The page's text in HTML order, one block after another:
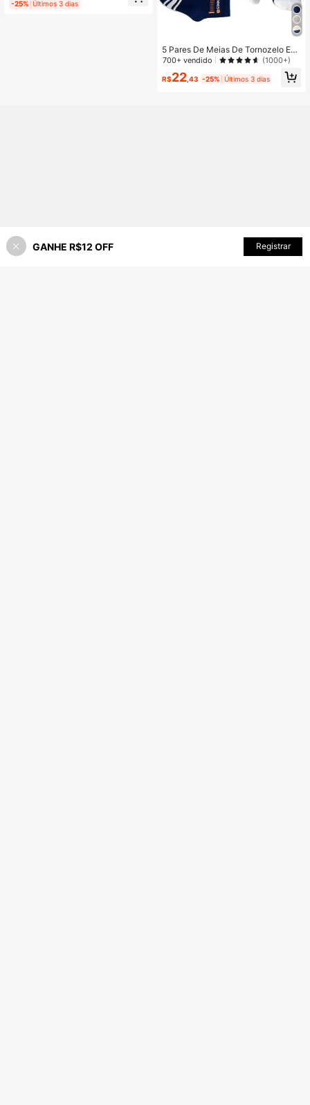
Uso Casual Diário, Esportes, Outon
-25% Últimos 3 dias
5 Pares De Meias De Tornozelo Esp
ortivas Respiráveis Com Design De
Tênis De Primavera/verão, Adequa
das Para Crianças De 0 A 14 Anos
700+ vendido (1000+)
R$22 ,43 -25% Últimos 3 dias
48% OFF! ADICIONAR AO CARRINHO
GANHE R$12 OFF Registrar